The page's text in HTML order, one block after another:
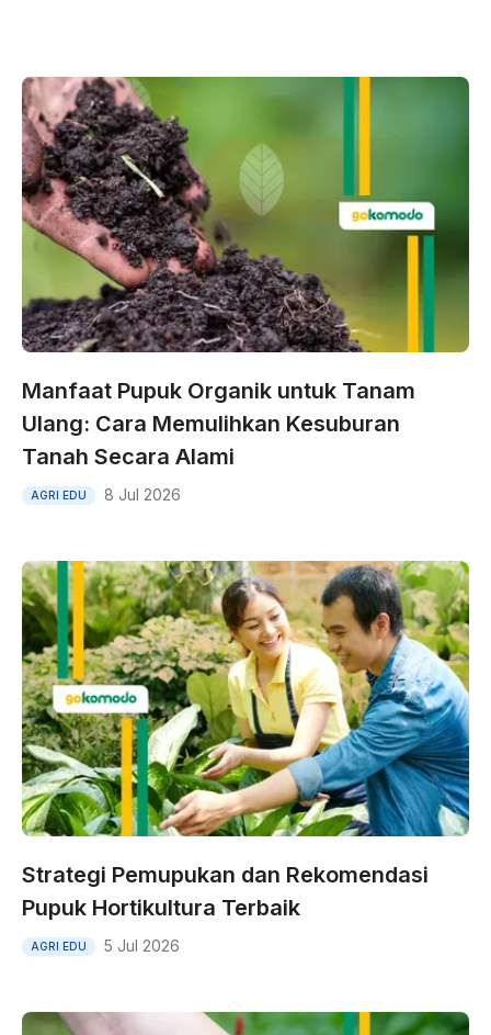
Manfaat Pupuk Organik untuk Tanam
Ulang: Cara Memulihkan Kesuburan
Tanah Secara Alami
AGRI EDU 8 Jul 2026
Strategi Pemupukan dan Rekomendasi
Pupuk Hortikultura Terbaik
AGRI EDU 5 Jul 2026